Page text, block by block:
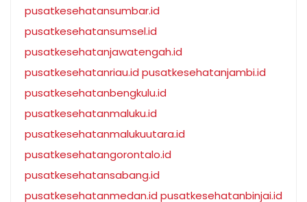
pusatkesehatansumbar.id
pusatkesehatansumsel.id
pusatkesehatanjawatengah.id
pusatkesehatanriau.id pusatkesehatanjambi.id
pusatkesehatanbengkulu.id
pusatkesehatanmaluku.id
pusatkesehatanmalukuutara.id
pusatkesehatangorontalo.id
pusatkesehatansabang.id
pusatkesehatanmedan.id pusatkesehatanbinjai.id